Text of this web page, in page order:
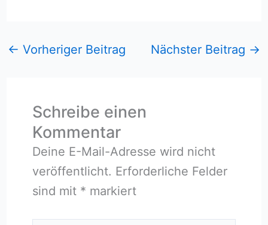
← Vorheriger Beitrag Nächster Beitrag →
Schreibe einen
Kommentar
Deine E-Mail-Adresse wird nicht
veröffentlicht. Erforderliche Felder
sind mit * markiert